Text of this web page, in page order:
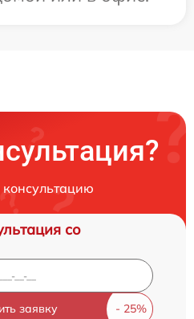
со
заявку